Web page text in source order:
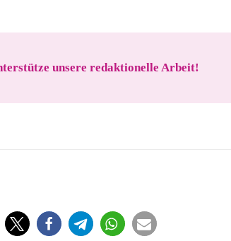
unsere redaktionelle Arbeit!